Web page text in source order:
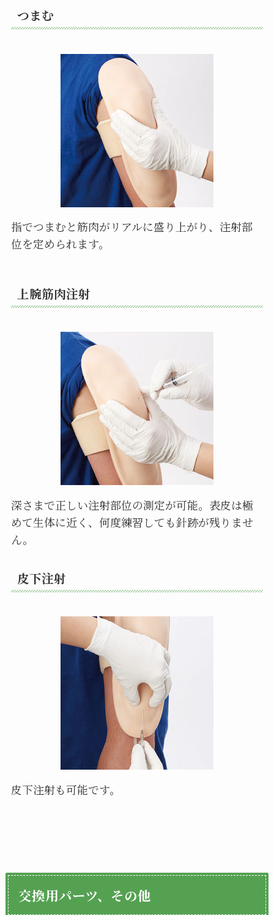
つまむ
指でつまむと筋肉がリアルに盛り上がり、注射部
位を定められます。
上腕筋肉注射
深さまで正しい注射部位の測定が可能。表皮は極
めて生体に近く、何度練習しても針跡が残りませ
ん。
皮下注射
皮下注射も可能です。
交換用パーツ、その他